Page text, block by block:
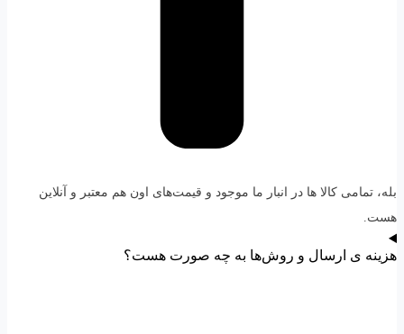
بله، تمامی کالا ها در انبار ما موجود و قیمت‌های اون هم معتبر و آنلاین
هست.
هزینه ی ارسال و روش‌ها به چه صورت هست؟